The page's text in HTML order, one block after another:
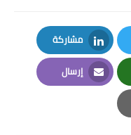
مشاركة
LinkedIn
إرسال
Email